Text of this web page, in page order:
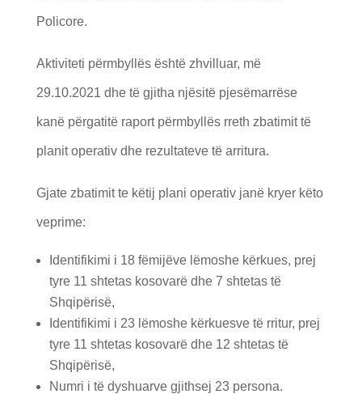
Policore.
Aktiviteti përmbyllës është zhvilluar, më
29.10.2021 dhe të gjitha njësitë pjesëmarrëse
kanë përgatitë raport përmbyllës rreth zbatimit të
planit operativ dhe rezultateve të arritura.
Gjate zbatimit te këtij plani operativ janë kryer këto
veprime:
Identifikimi i 18 fëmijëve lëmoshe kërkues, prej
tyre 11 shtetas kosovarë dhe 7 shtetas të
Shqipërisë,
Identifikimi i 23 lëmoshe kërkuesve të rritur, prej
tyre 11 shtetas kosovarë dhe 12 shtetas të
Shqipërisë,
Numri i të dyshuarve gjithsej 23 persona.